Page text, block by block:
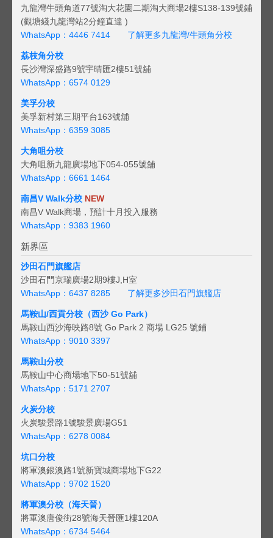
九龍灣牛頭角道77號淘大花園二期淘大商場2樓S138-139號鋪
(觀塘綫九龍灣站2分鐘直達 )
WhatsApp：4446 7414
了解更多九龍灣/牛頭角分校
荔枝角分校
長沙灣深盛路9號宇晴匯2樓51號舖
WhatsApp：6574 0129
美孚分校
美孚新村第三期平台163號舖
WhatsApp：6359 3085
大角咀分校
大角咀新九龍廣場地下054-055號舖
WhatsApp：6661 1464
南昌V Walk分校 NEW
南昌V Walk商場，預計十月投入服務
WhatsApp：9383 1960
新界區
沙田石門旗艦店
沙田石門京瑞廣場2期9樓J,H室
WhatsApp：6437 8285
了解更多沙田石門旗艦店
馬鞍山/西貢分校（西沙 Go Park）
馬鞍山西沙海映路8號 Go Park 2 商場 LG25 號鋪
WhatsApp：9010 3397
馬鞍山分校
馬鞍山中心商場地下50-51號舖
WhatsApp：5171 2707
火炭分校
火炭駿景路1號駿景廣場G51
WhatsApp：6278 0084
坑口分校
將軍澳銀澳路1號新寶城商場地下G22
WhatsApp：9702 1520
將軍澳分校（海天晉）
將軍澳唐俊街28號海天晉匯1樓120A
WhatsApp：6734 5464